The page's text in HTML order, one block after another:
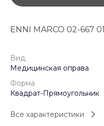
ENNI MARCO 02-667 01
Вид
Медицинская оправа
Форма
Квадрат-Прямоугольник
Все характеристики